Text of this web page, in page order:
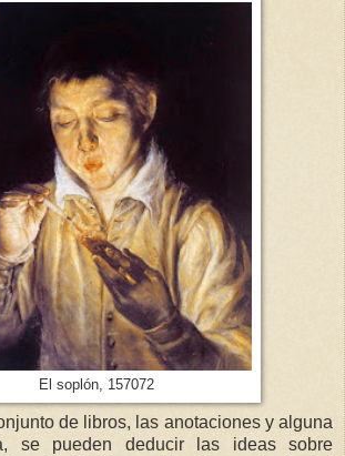
El soplón, 157072
de libros, las anotaciones y alguna
se pueden deducir las ideas sobre